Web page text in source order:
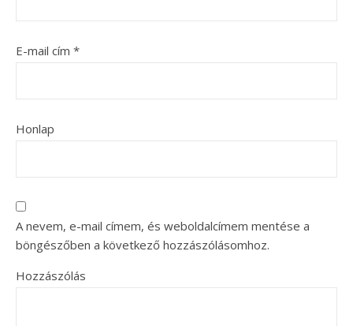
E-mail cím *
Honlap
A nevem, e-mail címem, és weboldalcímem mentése a
böngészőben a következő hozzászólásomhoz.
Hozzászólás